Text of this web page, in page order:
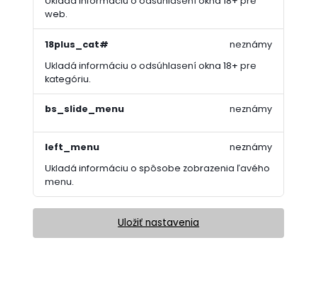
web.
18plus_cat#
Ukladá informáciu o odsúhlasení okna 18+ pre
kategóriu.
neznámy
bs_slide_menu neznámy
left_menu
Ukladá informáciu o spôsobe zobrazenia ľavého
menu.
neznámy
Uložiť nastavenia